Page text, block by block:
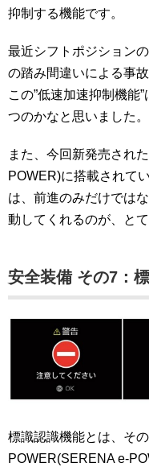
抑制する機能です。
最近シフトポジション
の踏み間違いによる事
この”低速加速抑制機能
つのかなと思いました。
また、今回新発売され
POWER)に搭載されて
は、前進のみだけでは
動してくれるのが、と
安全装備 その7：
標識認識機能とは、そ
POWER(SERENA e-